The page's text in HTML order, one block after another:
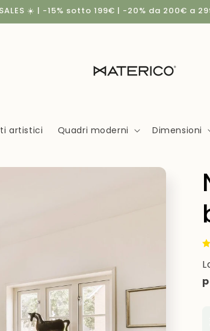
SALES ☀️ | -15% sotto 199€ | -20% da 200€ a
artistici Quadri moderni Dimensioni